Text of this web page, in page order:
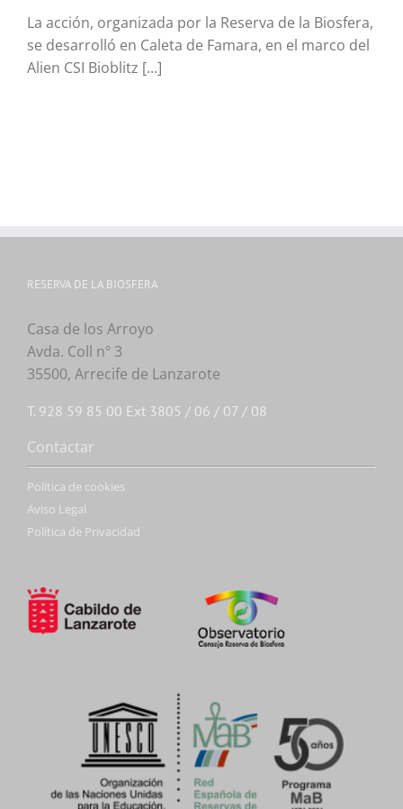
La acción, organizada por la Reserva de la Biosfera,
se desarrolló en Caleta de Famara, en el marco del
Alien CSI Bioblitz [...]
RESERVA DE LA BIOSFERA
Casa de los Arroyo
Avda. Coll nº 3
35500, Arrecife de Lanzarote
T. 928 59 85 00 Ext 3805 / 06 / 07 / 08
Contactar
Politica de cookies
Aviso Legal
Política de Privacidad